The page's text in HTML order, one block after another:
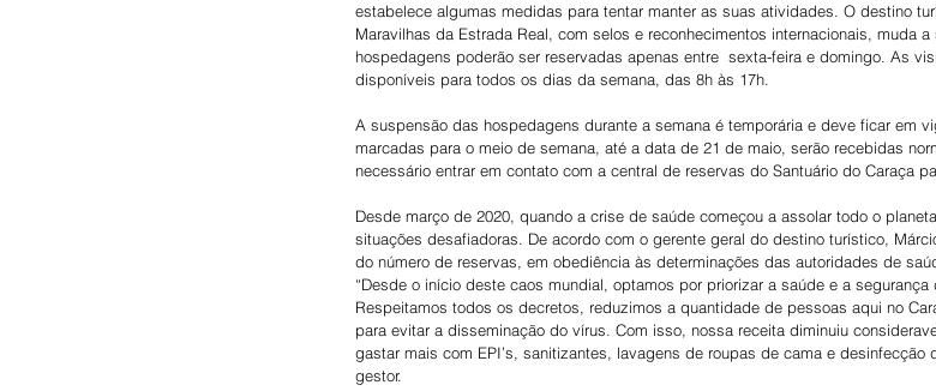
estabelece algumas medidas para tentar manter as suas atividades. O destino
Maravilhas da Estrada Real, com selos e reconhecimentos internacionais, muda
hospedagens poderão ser reservadas apenas entre  sexta-feira e domingo. As
disponíveis para todos os dias da semana, das 8h às 17h.
A suspensão das hospedagens durante a semana é temporária e deve ficar em
marcadas para o meio de semana, até a data de 21 de maio, serão recebidas
necessário entrar em contato com a central de reservas do Santuário do Caraça
Desde março de 2020, quando a crise de saúde começou a assolar todo o
situações desafiadoras. De acordo com o gerente geral do destino turístico,
do número de reservas, em obediência às determinações das autoridades de
“Desde o início deste caos mundial, optamos por priorizar a saúde e a
Respeitamos todos os decretos, reduzimos a quantidade de pessoas aqui no
para evitar a disseminação do vírus. Com isso, nossa receita diminuiu
gastar mais com EPI’s, sanitizantes, lavagens de roupas de cama e desinfecção
gestor.